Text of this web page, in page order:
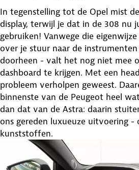
In tegenstelling tot de Opel mist
display, terwijl je dat in de 308 nu
gebruiken! Vanwege die
over je stuur naar de
doorheen - valt het nog niet mee
dashboard te krijgen. Met een
probleem verholpen geweest.
binnenste van de Peugeot heel
dan dat van de Astra: daarin
ons gereden luxueuze uitvoering -
kunststoffen.